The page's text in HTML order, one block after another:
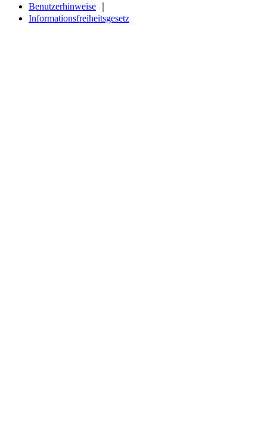
Benutzerhinweise
Informationsfreiheitsgesetz